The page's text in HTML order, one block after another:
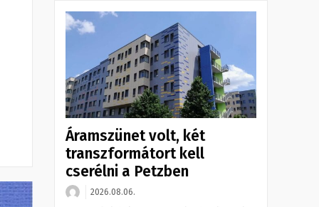
Áramszünet volt, két
transzformátort kell
cserélni a Petzben
2026.08.06.